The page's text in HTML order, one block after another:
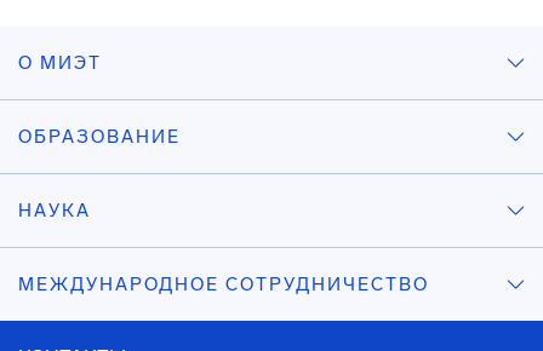
О МИЭТ
ОБРАЗОВАНИЕ
НАУКА
МЕЖДУНАРОДНОЕ СОТРУДНИЧЕСТВО